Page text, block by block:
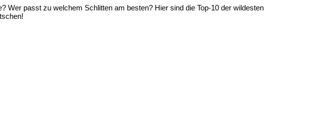
Wer passt zu welchem Schlitten am besten? Hier sind die Top-10 der wildesten